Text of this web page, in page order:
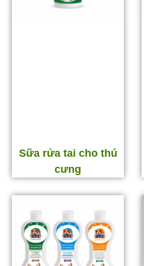
Sữa rửa tai cho thú
cưng